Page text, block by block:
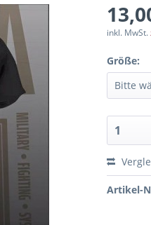
inkl. MwSt.
Größe:
Artikel-